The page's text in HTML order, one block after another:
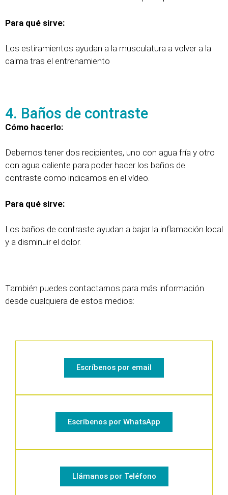
Para qué sirve:
Los estiramientos ayudan a la musculatura a volver a la
calma tras el entrenamiento
4. Baños de contraste
Cómo hacerlo:
Debemos tener dos recipientes, uno con agua fría y otro
con agua caliente para poder hacer los baños de
contraste como indicamos en el vídeo.
Para qué sirve:
Los baños de contraste ayudan a bajar la inflamación local
y a disminuir el dolor.
También puedes contactarnos para más información
desde cualquiera de estos medios:
Escríbenos por email
Escríbenos por WhatsApp
Llámanos por Teléfono